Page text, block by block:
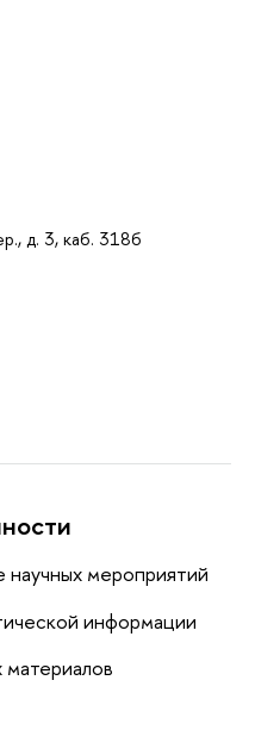
д. 3, каб. 318б
научных мероприятий
информации
материалов